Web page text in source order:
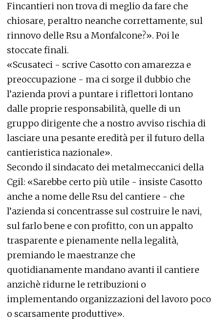
Fincantieri non trova di meglio da fare che
chiosare, peraltro neanche correttamente, sul
rinnovo delle Rsu a Monfalcone?». Poi le
stoccate finali.
«Scusateci - scrive Casotto con amarezza e
preoccupazione - ma ci sorge il dubbio che
l’azienda provi a puntare i riflettori lontano
dalle proprie responsabilità, quelle di un
gruppo dirigente che a nostro avviso rischia di
lasciare una pesante eredità per il futuro della
cantieristica nazionale».
Secondo il sindacato dei metalmeccanici della
Cgil: «Sarebbe certo più utile - insiste Casotto
anche a nome delle Rsu del cantiere - che
l’azienda si concentrasse sul costruire le navi,
sul farlo bene e con profitto, con un appalto
trasparente e pienamente nella legalità,
premiando le maestranze che
quotidianamente mandano avanti il cantiere
anzichè ridurne le retribuzioni o
implementando organizzazioni del lavoro poco
o scarsamente produttive».